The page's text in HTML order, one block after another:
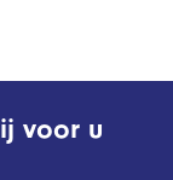
voor u